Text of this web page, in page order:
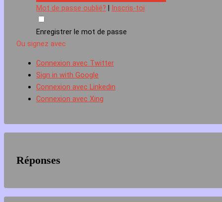
Mot de passe oublié? Inscris-toi
Enregistrer le mot de passe
Ou signez avec
Connexion avec Twitter
Sign in with Google
Connexion avec Linkedin
Connexion avec Xing
Réponses